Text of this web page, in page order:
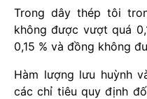
Trong dây thép tôi
không được vượt quá
0,15 % và đồng không
Hàm lượng lưu huỳnh
các chỉ tiêu quy định